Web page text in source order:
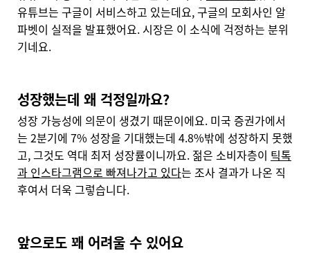
유튜브는 구글이 서비스하고 있는데요, 구글의 모회사인 알
파벳이 실적을 발표했어요. 시장은 이 소식에 걱정하는 분위
기네요.
성장했는데 왜 걱정일까요?
성장 가능성에 의문이 생겼기 때문이에요. 미국 증권가에서
는 2분기에 7% 성장을 기대했는데 4.8%밖에 성장하지 못했
고, 그것도 역대 최저 성장률이니까요. 젊은 소비자층이 틱톡
과 인스타그램으로 빠져나가고 있다는 조사 결과가 나온 직
후여서 더욱 그렇습니다.
앞으로도 꽤 어려울 수 있어요